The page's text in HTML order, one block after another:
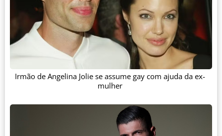
Irmão de Angelina Jolie se assume gay com ajuda da ex-
mulher